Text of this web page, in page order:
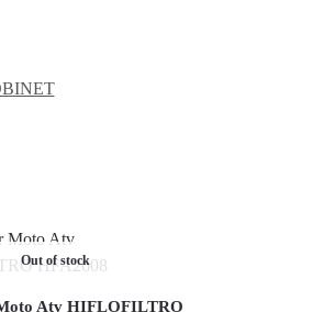
Out of stock
Atv HIFLOFILTRO